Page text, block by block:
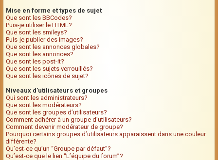
Mise en forme et types de sujet
Que sont les BBCodes?
Puis-je utiliser le HTML?
Que sont les smileys?
Puis-je publier des images?
Que sont les annonces globales?
Que sont les annonces?
Que sont les post-it?
Que sont les sujets verrouillés?
Que sont les icônes de sujet?
Niveaux d’utilisateurs et groupes
Qui sont les administrateurs?
Que sont les modérateurs?
Que sont les groupes d’utilisateurs?
Comment adhérer à un groupe d’utilisateurs?
Comment devenir modérateur de groupe?
Pourquoi certains groupes d’utilisateurs apparaissent dans une couleur
différente?
Qu’est-ce qu’un “Groupe par défaut”?
Qu’est-ce que le lien “L’équipe du forum”?